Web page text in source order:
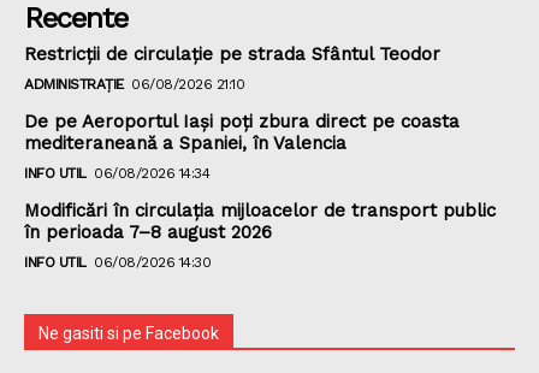
Recente
Restricții de circulație pe strada Sfântul Teodor
ADMINISTRAȚIE 06/08/2026 21:10
De pe Aeroportul Iași poți zbura direct pe coasta
mediteraneană a Spaniei, în Valencia
INFO UTIL 06/08/2026 14:34
Modificări în circulația mijloacelor de transport public
în perioada 7–8 august 2026
INFO UTIL 06/08/2026 14:30
Ne gasiti si pe Facebook